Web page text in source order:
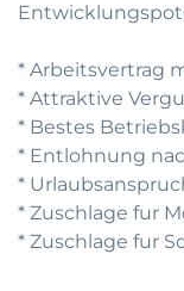
* Arbeitsvertrag
* Attraktive
* Bestes
* Entlohnung
*
* Zuschlage fur
* Zuschlage fur